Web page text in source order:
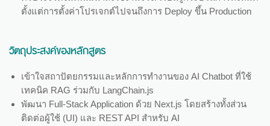
ตั้งแต่การตั้งค่าโปรเจกต์ไปจนถึงการ Deploy ขึ้น Production
วัตถุประสงค์ของหลักสูตร
เข้าใจสถาปัตยกรรมและหลักการทำงานของ AI Chatbot ที่ใช้
เทคนิค RAG ร่วมกับ LangChain.js
พัฒนา Full-Stack Application ด้วย Next.js โดยสร้างทั้งส่วน
ติดต่อผู้ใช้ (UI) และ REST API สำหรับ AI